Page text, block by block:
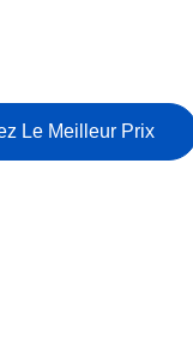
Le Meilleur Prix